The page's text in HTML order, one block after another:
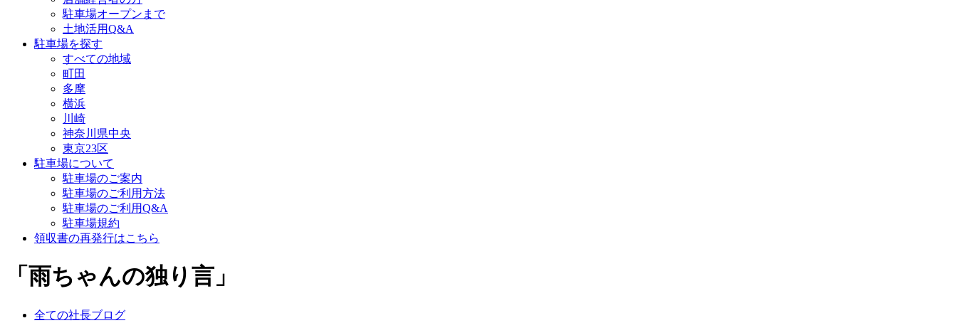
駐車場オープンまで
土地活用Q&A
駐車場を探す
すべての地域
町田
多摩
横浜
川崎
神奈川県中央
東京23区
駐車場について
駐車場のご案内
駐車場のご利用方法
駐車場のご利用Q&A
駐車場規約
領収書の再発行はこちら
「雨ちゃんの独り言」
全ての社長ブログ